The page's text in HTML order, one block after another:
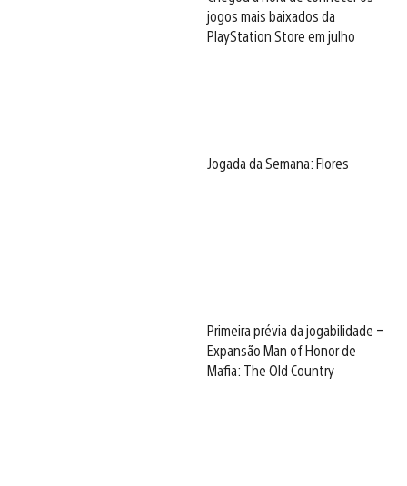
jogos mais baixados da
PlayStation Store em julho
Jogada da Semana: Flores
Primeira prévia da jogabilidade –
Expansão Man of Honor de
Mafia: The Old Country